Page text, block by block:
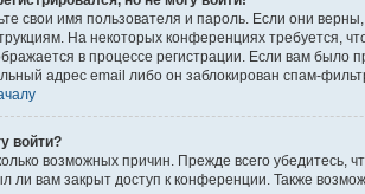
свои имя пользователя и пароль. Если они
На некоторых конференциях требуется,
в процессе регистрации. Если вам было
адрес email либо он заблокирован спам-
войти?
возможных причин. Прежде всего убедитесь,
ли вам закрыт доступ к конференции. Также